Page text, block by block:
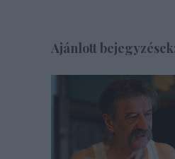
Ajánlott